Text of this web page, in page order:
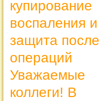
купирование
воспаления и
защита после
операций
Уважаемые
коллеги! В